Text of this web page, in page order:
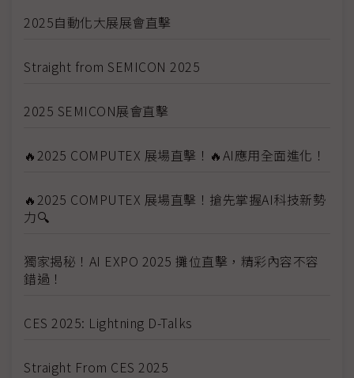
2025自動化大展展會直擊
Straight from SEMICON 2025
2025 SEMICON展會直擊
🔥2025 COMPUTEX 展場直擊！🔥AI應用全面進化！
🔥2025 COMPUTEX 展場直擊！搶先掌握AI科技新勢
力🔍
獨家揭秘！AI EXPO 2025 攤位直擊，精彩內容不容
錯過！
CES 2025: Lightning D-Talks
Straight From CES 2025